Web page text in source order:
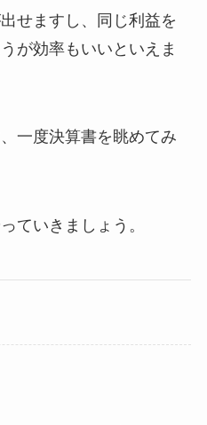
せますし、同じ利益を
が効率もいいといえま
一度決算書を眺めてみ
ていきましょう。